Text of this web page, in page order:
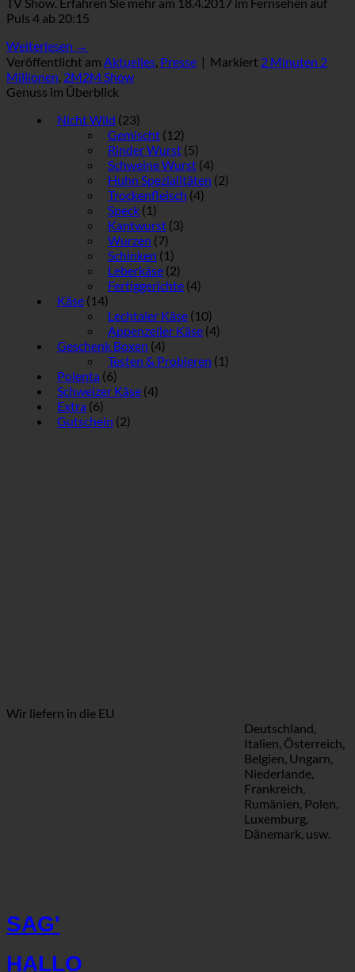
Puls 4 ab 20:15
Weiterlesen →
Veröffentlicht am Aktuelles, Presse | Markiert 2 Minuten 2
Millionen, 2M2M Show
Genuss im Überblick
Nicht Wild (23)
Gemischt (12)
Rinder Wurst (5)
Schweine Wurst (4)
Huhn Spezialitäten (2)
Trockenfleisch (4)
Speck (1)
Kantwurst (3)
Wurzen (7)
Schinken (1)
Leberkäse (2)
Fertiggerichte (4)
Käse (14)
Lechtaler Käse (10)
Appenzeller Käse (4)
Geschenk Boxen (4)
Testen & Probieren (1)
Polenta (6)
Schweizer Käse (4)
Extra (6)
Gutschein (2)
Wir liefern in die EU
Deutschland,
Italien, Österreich,
Belgien, Ungarn,
Niederlande,
Frankreich,
Rumänien, Polen,
Luxemburg,
Dänemark, usw.
SAG'
HALLO